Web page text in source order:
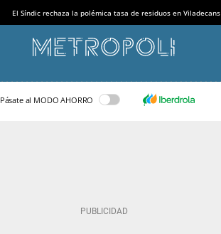
El Síndic rechaza la polémica tasa de residuos en Viladecans
Pásate al MODO AHORRO